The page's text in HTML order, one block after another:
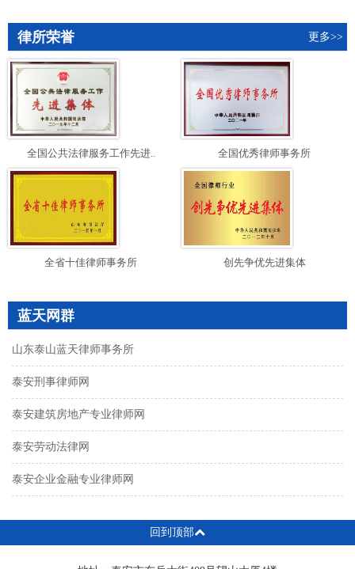
律所荣誉 更多>>
全国公共法律服务工作先进.. 全国优秀律师事务所
全省十佳律师事务所 创先争优先进集体
蓝天网群
山东泰山蓝天律师事务所
泰安刑事律师网
泰安建筑房地产专业律师网
泰安劳动法律网
泰安企业金融专业律师网
回到顶部